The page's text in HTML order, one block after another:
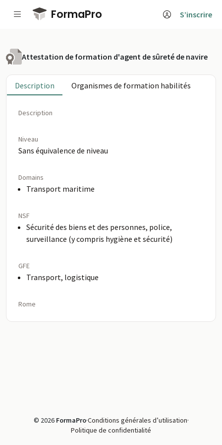
Passer au contenu principal
FormaPro S’inscrire
Attestation de formation d'agent de sûreté de navire
Description Organismes de formation habilités
Description
Niveau
Sans équivalence de niveau
Domains
Transport maritime
NSF
Sécurité des biens et des personnes, police,
surveillance (y compris hygiène et sécurité)
GFE
Transport, logistique
Rome
© 2026 FormaPro·Conditions générales d’utilisation·
Politique de confidentialité